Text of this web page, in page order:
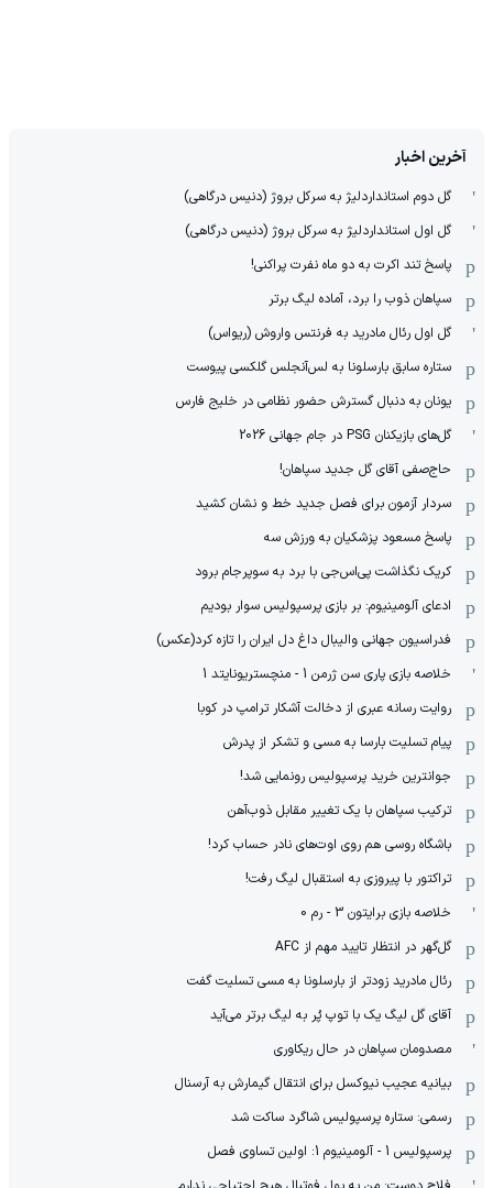
آخرین اخبار
گل دوم استانداردلیژ به سرکل بروژ (دنیس درگاهی)
گل اول استانداردلیژ به سرکل بروژ (دنیس درگاهی)
پاسخ تند اکرت به دو ماه نفرت پراکنی!
سپاهان ذوب را برد، آماده لیگ برتر
گل اول رئال مادرید به فرنتس واروش (ریواس)
ستاره سابق بارسلونا به لس‌آنجلس گلکسی پیوست
یونان به دنبال گسترش حضور نظامی در خلیج فارس
گل‌های بازیکنان PSG در جام جهانی 2026
حاج‌صفی آقای گل جدید سپاهان!
سردار آزمون برای فصل جدید خط و نشان کشید
پاسخ مسعود پزشکیان به ورزش سه
کریک نگذاشت پی‌اس‌جی با برد به سوپرجام برود
ادعای آلومینیوم: بر بازی پرسپولیس سوار بودیم
فدراسیون جهانی والیبال داغ دل ایران را تازه کرد(عکس)
خلاصه بازی پاری سن ژرمن 1 - منچستریونایتد 1
روایت رسانه عبری از دخالت آشکار ترامپ در کوبا
پیام تسلیت بارسا به مسی و تشکر از پدرش
جوانترین خرید پرسپولیس رونمایی شد!
ترکیب سپاهان با یک تغییر مقابل ذوب‌آهن
باشگاه روسی هم روی اوت‌های نادر حساب کرد!
تراکتور با پیروزی به استقبال لیگ رفت!
خلاصه بازی برایتون 3 - رم 0
گل‌گهر در انتظار تایید مهم از ‌AFC
رئال مادرید زودتر از بارسلونا به مسی تسلیت گفت
آقای گل لیگ یک با توپ پُر به لیگ برتر می‌آید
مصدومان سپاهان در حال ریکاوری
بیانیه عجیب نیوکسل برای انتقال گیمارش به آرسنال
رسمی: ستاره پرسپولیس شاگرد ساکت شد
پرسپولیس 1 - آلومینیوم 1: اولین تساوی فصل